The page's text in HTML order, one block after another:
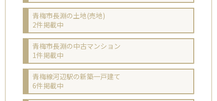
青梅市長淵の土地(売地)
2件掲載中
青梅市長淵の中古マンション
1件掲載中
青梅線河辺駅の新築一戸建て
6件掲載中